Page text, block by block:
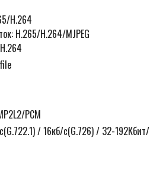
H.264
H.265/H.264/MJPEG
PCM
/ 16кб/с(G.726) / 32-192Кбит/